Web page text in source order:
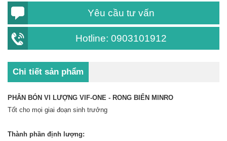
Yêu cầu tư vấn
Hotline: 0903101912
Chi tiết sản phẩm
PHÂN BÓN VI LƯỢNG VIF-ONE - RONG BIỂN MINRO
Tốt cho mọi giai đoạn sinh trưởng
Thành phần định lượng: